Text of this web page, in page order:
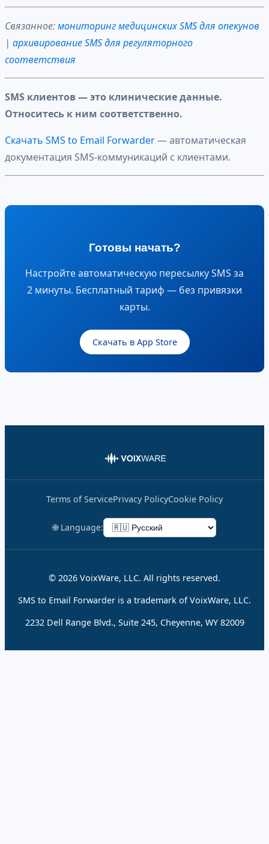
Связанное:мониторинг медицинских SMS для опекунов
| архивирование SMS для регуляторного
соответствия
SMS клиентов — это клинические данные.
Относитесь к ним соответственно.
Скачать SMS to Email Forwarder— автоматическая
документация SMS-коммуникаций с клиентами.
Готовы начать?
Настройте автоматическую пересылку SMS за
2 минуты. Бесплатный тариф — без привязки
карты.
Скачать в App Store
Terms of ServicePrivacy PolicyCookie Policy
🌐 Language:
© 2026 VoixWare, LLC. All rights reserved.
SMS to Email Forwarder is a trademark of VoixWare, LLC.
2232 Dell Range Blvd., Suite 245, Cheyenne, WY 82009